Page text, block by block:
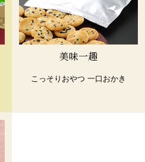
美味一趣
こっそりおやつ 一口おかき